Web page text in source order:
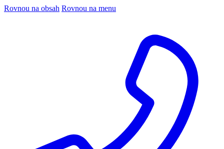
Rovnou na obsah Rovnou na menu